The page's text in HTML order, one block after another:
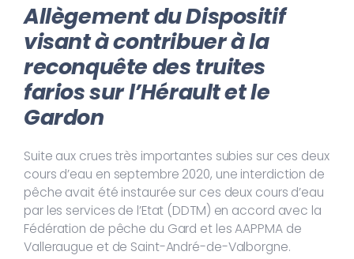
Allègement du Dispositif
visant à contribuer à la
reconquête des truites
farios sur l’Hérault et le
Gardon
Suite aux crues très importantes subies sur ces deux
cours d’eau en septembre 2020, une interdiction de
pêche avait été instaurée sur ces deux cours d’eau
par les services de l’Etat (DDTM) en accord avec la
Fédération de pêche du Gard et les AAPPMA de
Valleraugue et de Saint-André-de-Valborgne.